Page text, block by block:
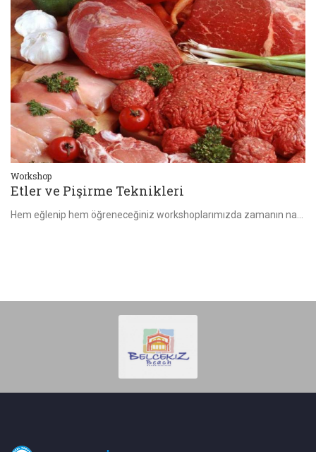
Workshop
Etler ve Pişirme Teknikleri